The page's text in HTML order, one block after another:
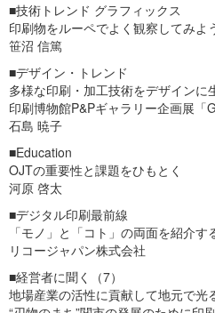
■技術トレンド グラフィックス
印刷物をルーペでよく観察してみよ
笹沼 信篤
■デザイン・トレンド
多様な印刷・加工技術をデザインに
印刷博物館P&Pギャラリー企画展「
石島 暁子
■Education
OJTの重要性と課題をひもとく
河原 啓太
■デジタル印刷最前線
「モノ」と「コト」の両面を紹介
リコージャパン株式会社
■経営者に聞く（7）
地場産業の活性に貢献して地元で光